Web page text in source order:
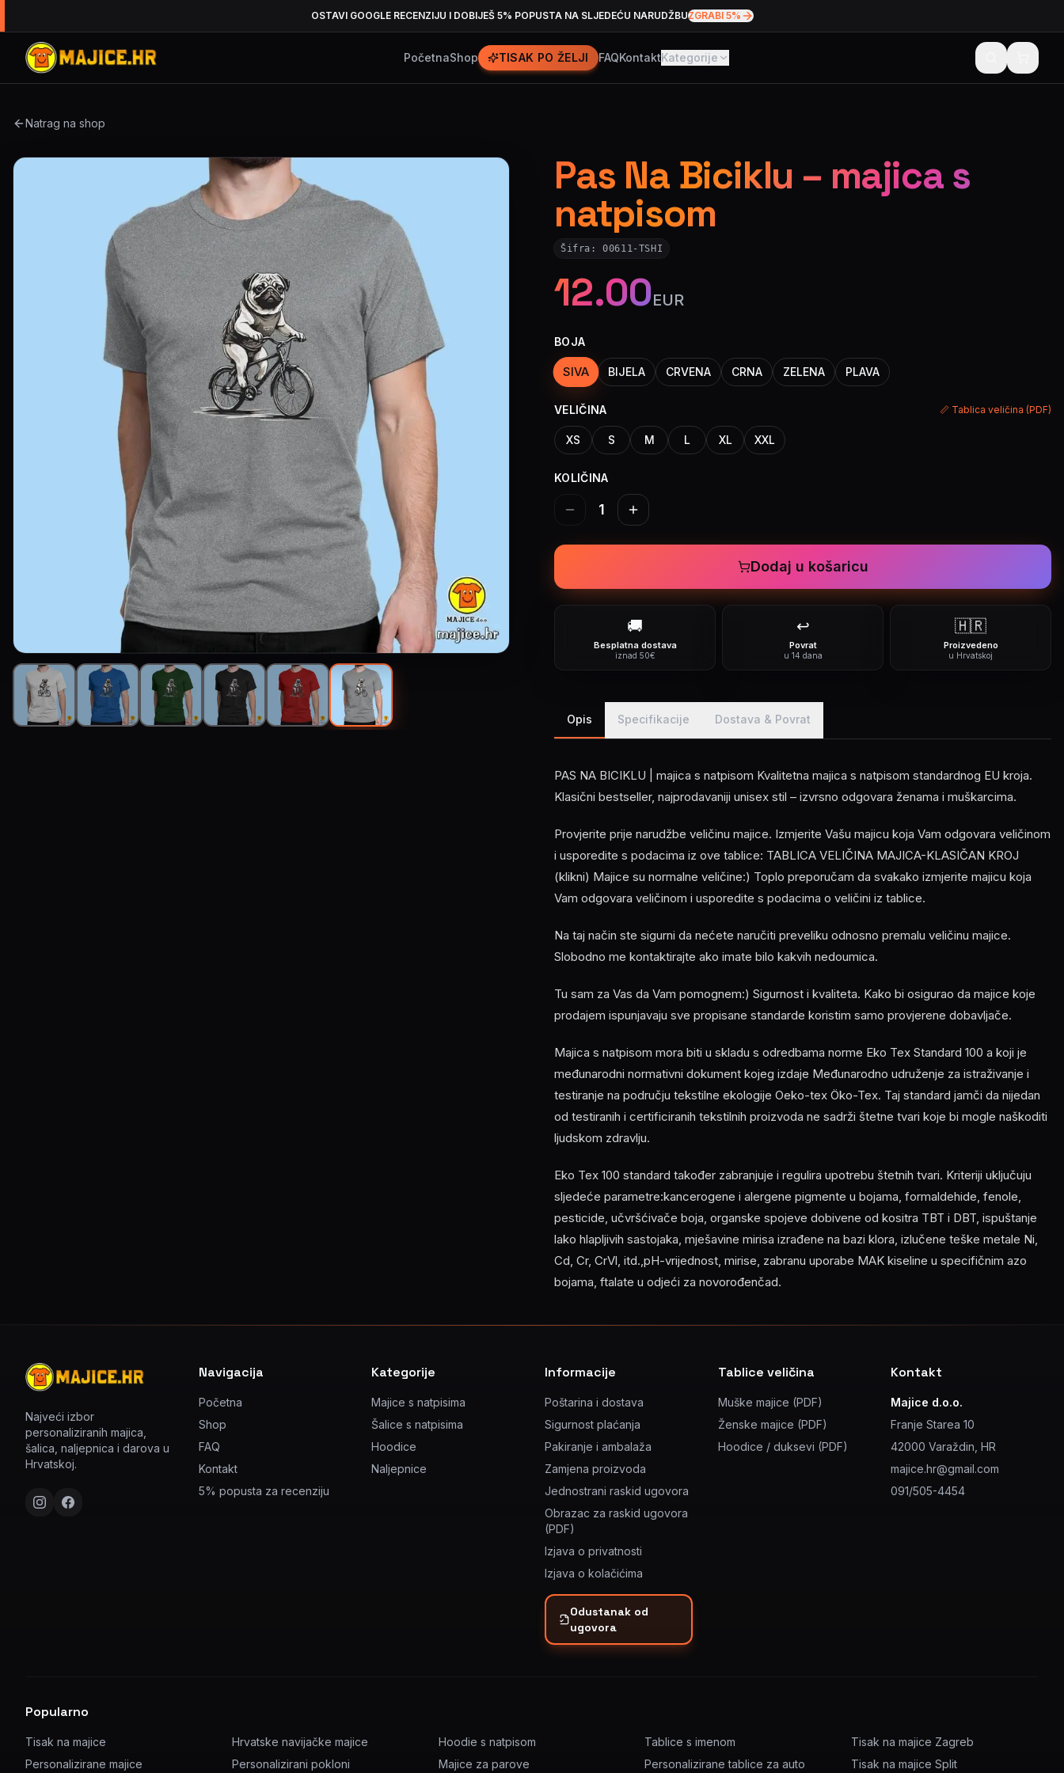
OSTAVI GOOGLE RECENZIJU I DOBIJEŠ 5% POPUSTA NA SLJEDEĆU NARUDŽBUZGRABI 5%
PočetnaShop TISAK PO ŽELJI FAQKontaktKategorije
Natrag na shop
Pas Na Biciklu – majica s
natpisom
Šifra:00611-TSHI
12.00EUR
BOJA
SIVA BIJELA CRVENA CRNA ZELENA PLAVA
VELIČINA 📏 Tablica veličina (PDF)
XS S M L XL XXL
KOLIČINA
1
Dodaj u košaricu
🚚
Besplatna dostava
iznad 50€
↩️
Povrat
u 14 dana
🇭🇷
Proizvedeno
u Hrvatskoj
Opis Specifikacije Dostava & Povrat
PAS NA BICIKLU | majica s natpisom Kvalitetna majica s natpisom standardnog EU kroja.
Klasični bestseller, najprodavaniji unisex stil – izvrsno odgovara ženama i muškarcima.
Provjerite prije narudžbe veličinu majice. Izmjerite Vašu majicu koja Vam odgovara veličinom
i usporedite s podacima iz ove tablice: TABLICA VELIČINA MAJICA-KLASIČAN KROJ
(klikni) Majice su normalne veličine:) Toplo preporučam da svakako izmjerite majicu koja
Vam odgovara veličinom i usporedite s podacima o veličini iz tablice.
Na taj način ste sigurni da nećete naručiti preveliku odnosno premalu veličinu majice.
Slobodno me kontaktirajte ako imate bilo kakvih nedoumica.
Tu sam za Vas da Vam pomognem:) Sigurnost i kvaliteta. Kako bi osigurao da majice koje
prodajem ispunjavaju sve propisane standarde koristim samo provjerene dobavljače.
Majica s natpisom mora biti u skladu s odredbama norme Eko Tex Standard 100 a koji je
međunarodni normativni dokument kojeg izdaje Međunarodno udruženje za istraživanje i
testiranje na području tekstilne ekologije Oeko-tex Öko-Tex. Taj standard jamči da nijedan
od testiranih i certificiranih tekstilnih proizvoda ne sadrži štetne tvari koje bi mogle naškoditi
ljudskom zdravlju.
Eko Tex 100 standard također zabranjuje i regulira upotrebu štetnih tvari. Kriteriji uključuju
sljedeće parametre:kancerogene i alergene pigmente u bojama, formaldehide, fenole,
pesticide, učvršćivače boja, organske spojeve dobivene od kositra TBT i DBT, ispuštanje
lako hlapljivih sastojaka, mješavine mirisa izrađene na bazi klora, izlučene teške metale Ni,
Cd, Cr, CrVl, itd.,pH-vrijednost, mirise, zabranu uporabe MAK kiseline u specifičnim azo
bojama, ftalate u odjeći za novorođenčad.
Najveći izbor
personaliziranih majica,
šalica, naljepnica i darova u
Hrvatskoj.
Navigacija
Početna
Shop
FAQ
Kontakt
5% popusta za recenziju
Kategorije
Majice s natpisima
Šalice s natpisima
Hoodice
Naljepnice
Informacije
Poštarina i dostava
Sigurnost plaćanja
Pakiranje i ambalaža
Zamjena proizvoda
Jednostrani raskid ugovora
Obrazac za raskid ugovora
(PDF)
Izjava o privatnosti
Izjava o kolačićima
Odustanak od
ugovora
Tablice veličina
Muške majice (PDF)
Ženske majice (PDF)
Hoodice / duksevi (PDF)
Kontakt
Majice d.o.o.
Franje Starea 10
42000 Varaždin, HR
majice.hr@gmail.com
091/505-4454
Popularno
Tisak na majice
Personalizirane majice
Hrvatske navijačke majice
Personalizirani pokloni
Hoodie s natpisom
Majice za parove
Tablice s imenom
Personalizirane tablice za auto
Tisak na majice Zagreb
Tisak na majice Split